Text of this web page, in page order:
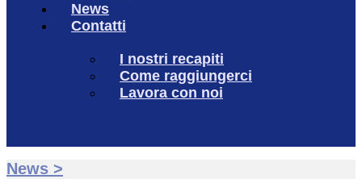
News
Contatti
I nostri recapiti
Come raggiungerci
Lavora con noi
News >